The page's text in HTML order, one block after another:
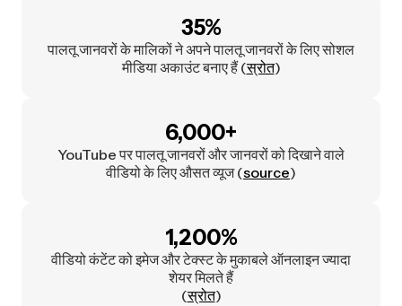
35%
पालतू जानवरों के मालिकों ने अपने पालतू जानवरों के लिए सोशल
मीडिया अकाउंट बनाए हैं (स्रोत)
6,000+
YouTube पर पालतू जानवरों और जानवरों को दिखाने वाले
वीडियो के लिए औसत व्यूज (source)
1,200%
वीडियो कंटेंट को इमेज और टेक्स्ट के मुकाबले ऑनलाइन ज्यादा
शेयर मिलते हैं
(स्रोत)